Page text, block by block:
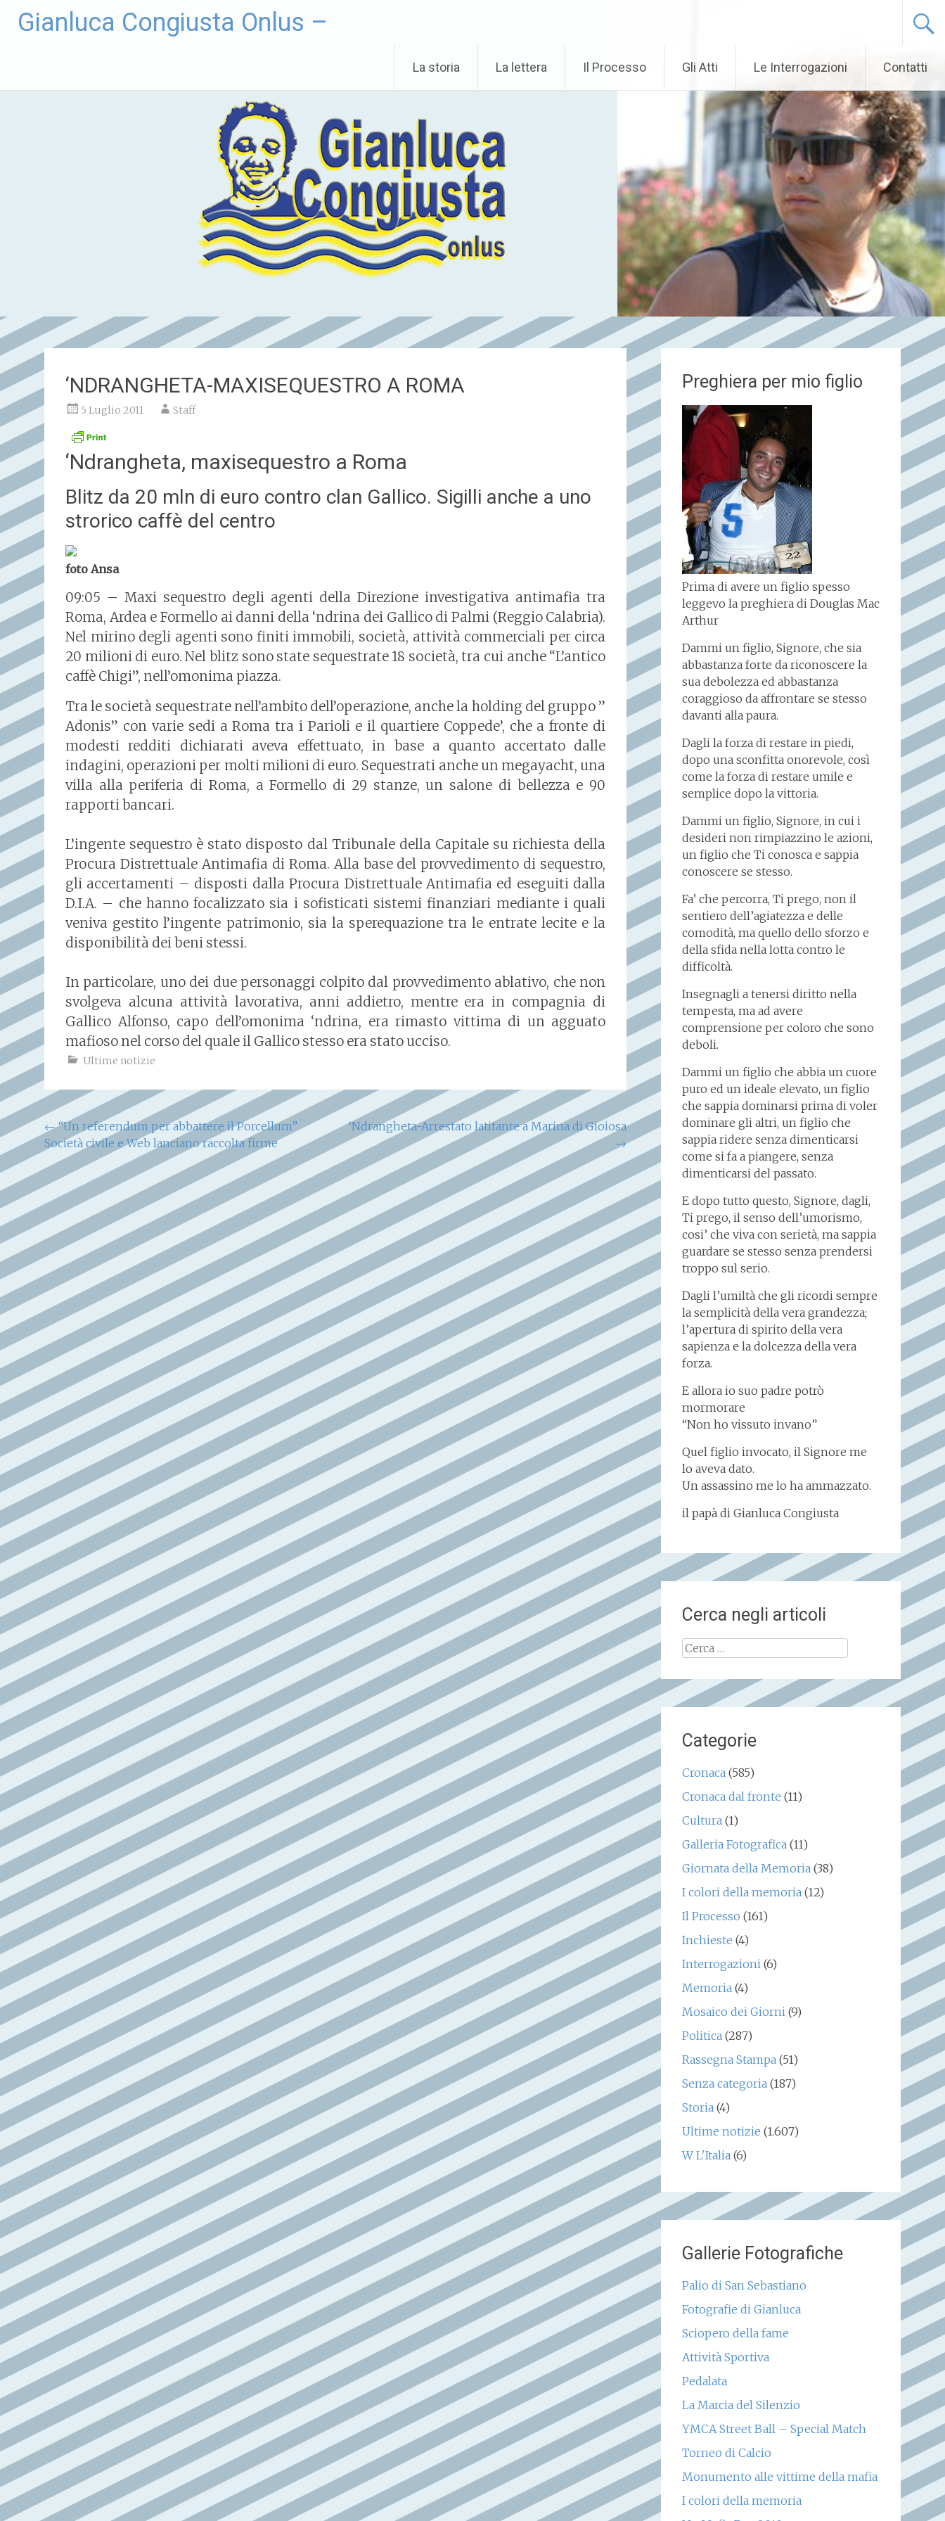
Gianluca Congiusta Onlus –
La storia La lettera Il Processo Gli Atti Le Interrogazioni Contatti
‘NDRANGHETA-MAXISEQUESTRO A ROMA
5 Luglio 2011 Staff
‘Ndrangheta, maxisequestro a Roma
Blitz da 20 mln di euro contro clan Gallico. Sigilli anche a uno
strorico caffè del centro
foto Ansa
09:05 – Maxi sequestro degli agenti della Direzione investigativa antimafia tra
Roma, Ardea e Formello ai danni della ‘ndrina dei Gallico di Palmi (Reggio Calabria).
Nel mirino degli agenti sono finiti immobili, società, attività commerciali per circa
20 milioni di euro. Nel blitz sono state sequestrate 18 società, tra cui anche “L’antico
caffè Chigi”, nell’omonima piazza.
Tra le società sequestrate nell’ambito dell’operazione, anche la holding del gruppo ”
Adonis” con varie sedi a Roma tra i Parioli e il quartiere Coppede’, che a fronte di
modesti redditi dichiarati aveva effettuato, in base a quanto accertato dalle
indagini, operazioni per molti milioni di euro. Sequestrati anche un megayacht, una
villa alla periferia di Roma, a Formello di 29 stanze, un salone di bellezza e 90
rapporti bancari.
L’ingente sequestro è stato disposto dal Tribunale della Capitale su richiesta della
Procura Distrettuale Antimafia di Roma. Alla base del provvedimento di sequestro,
gli accertamenti – disposti dalla Procura Distrettuale Antimafia ed eseguiti dalla
D.I.A. – che hanno focalizzato sia i sofisticati sistemi finanziari mediante i quali
veniva gestito l’ingente patrimonio, sia la sperequazione tra le entrate lecite e la
disponibilità dei beni stessi.
In particolare, uno dei due personaggi colpito dal provvedimento ablativo, che non
svolgeva alcuna attività lavorativa, anni addietro, mentre era in compagnia di
Gallico Alfonso, capo dell’omonima ‘ndrina, era rimasto vittima di un agguato
mafioso nel corso del quale il Gallico stesso era stato ucciso.
Ultime notizie
Navigazione
articoli
←“Un referendum per abbattere il Porcellum”
Società civile e Web lanciano raccolta firme
‘Ndrangheta-Arrestato latitante a Marina di Gioiosa
→
Preghiera per mio figlio
Prima di avere un figlio spesso
leggevo la preghiera di Douglas Mac
Arthur
Dammi un figlio, Signore, che sia
abbastanza forte da riconoscere la
sua debolezza ed abbastanza
coraggioso da affrontare se stesso
davanti alla paura.
Dagli la forza di restare in piedi,
dopo una sconfitta onorevole, così
come la forza di restare umile e
semplice dopo la vittoria.
Dammi un figlio, Signore, in cui i
desideri non rimpiazzino le azioni,
un figlio che Ti conosca e sappia
conoscere se stesso.
Fa’ che percorra, Ti prego, non il
sentiero dell’agiatezza e delle
comodità, ma quello dello sforzo e
della sfida nella lotta contro le
difficoltà.
Insegnagli a tenersi diritto nella
tempesta, ma ad avere
comprensione per coloro che sono
deboli.
Dammi un figlio che abbia un cuore
puro ed un ideale elevato, un figlio
che sappia dominarsi prima di voler
dominare gli altri, un figlio che
sappia ridere senza dimenticarsi
come si fa a piangere, senza
dimenticarsi del passato.
E dopo tutto questo, Signore, dagli,
Ti prego, il senso dell’umorismo,
cosi’ che viva con serietà, ma sappia
guardare se stesso senza prendersi
troppo sul serio.
Dagli l’umiltà che gli ricordi sempre
la semplicità della vera grandezza;
l’apertura di spirito della vera
sapienza e la dolcezza della vera
forza.
E allora io suo padre potrò
mormorare
“Non ho vissuto invano”
Quel figlio invocato, il Signore me
lo aveva dato.
Un assassino me lo ha ammazzato.
il papà di Gianluca Congiusta
Cerca negli articoli
Ricerca
Categorie
Cronaca(585)
Cronaca dal fronte (11)
Cultura(1)
Galleria Fotografica(11)
Giornata della Memoria(38)
I colori della memoria(12)
Il Processo (161)
Inchieste (4)
Interrogazioni(6)
Memoria(4)
Mosaico dei Giorni(9)
Politica(287)
Rassegna Stampa(51)
Senza categoria(187)
Storia(4)
Ultime notizie (1.607)
W L'Italia(6)
Gallerie Fotografiche
Palio di San Sebastiano
Fotografie di Gianluca
Sciopero della fame
Attività Sportiva
Pedalata
La Marcia del Silenzio
YMCA Street Ball – Special Match
Torneo di Calcio
Monumento alle vittime della mafia
I colori della memoria